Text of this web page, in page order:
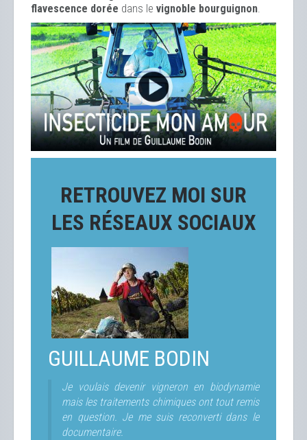
flavescence dorée dans le vignoble bourguignon.
RETROUVEZ MOI SUR
LES RÉSEAUX SOCIAUX
GUILLAUME BODIN
Je voulais devenir vigneron en biodynamie
mais les traitements chimiques ont tout remis
en question. Je me suis reconverti dans le
documentaire.